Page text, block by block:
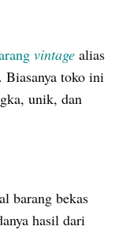
vintage alias
Biasanya toko ini
unik, dan
barang bekas
hasil dari